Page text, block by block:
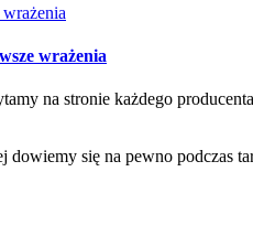
wrażenia
na stronie każdego
dowiemy się na pewno